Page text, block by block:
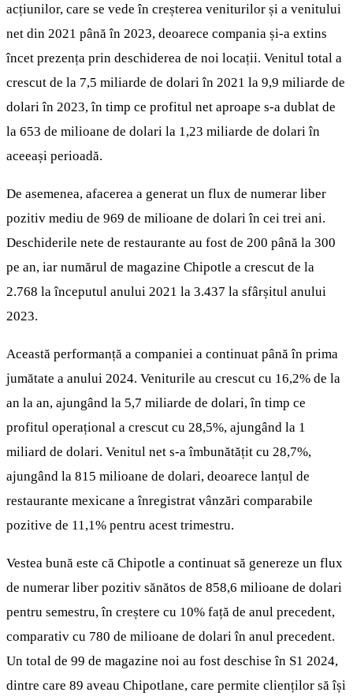
acțiunilor, care se vede în creșterea veniturilor și a venitului
net din 2021 până în 2023, deoarece compania și-a extins
încet prezența prin deschiderea de noi locații. Venitul total a
crescut de la 7,5 miliarde de dolari în 2021 la 9,9 miliarde de
dolari în 2023, în timp ce profitul net aproape s-a dublat de
la 653 de milioane de dolari la 1,23 miliarde de dolari în
aceeași perioadă.
De asemenea, afacerea a generat un flux de numerar liber
pozitiv mediu de 969 de milioane de dolari în cei trei ani.
Deschiderile nete de restaurante au fost de 200 până la 300
pe an, iar numărul de magazine Chipotle a crescut de la
2.768 la începutul anului 2021 la 3.437 la sfârșitul anului
2023.
Această performanță a companiei a continuat până în prima
jumătate a anului 2024. Veniturile au crescut cu 16,2% de la
an la an, ajungând la 5,7 miliarde de dolari, în timp ce
profitul operațional a crescut cu 28,5%, ajungând la 1
miliard de dolari. Venitul net s-a îmbunătățit cu 28,7%,
ajungând la 815 milioane de dolari, deoarece lanțul de
restaurante mexicane a înregistrat vânzări comparabile
pozitive de 11,1% pentru acest trimestru.
Vestea bună este că Chipotle a continuat să genereze un flux
de numerar liber pozitiv sănătos de 858,6 milioane de dolari
pentru semestru, în creștere cu 10% față de anul precedent,
comparativ cu 780 de milioane de dolari în anul precedent.
Un total de 99 de magazine noi au fost deschise în S1 2024,
dintre care 89 aveau Chipotlane, care permite clienților să își